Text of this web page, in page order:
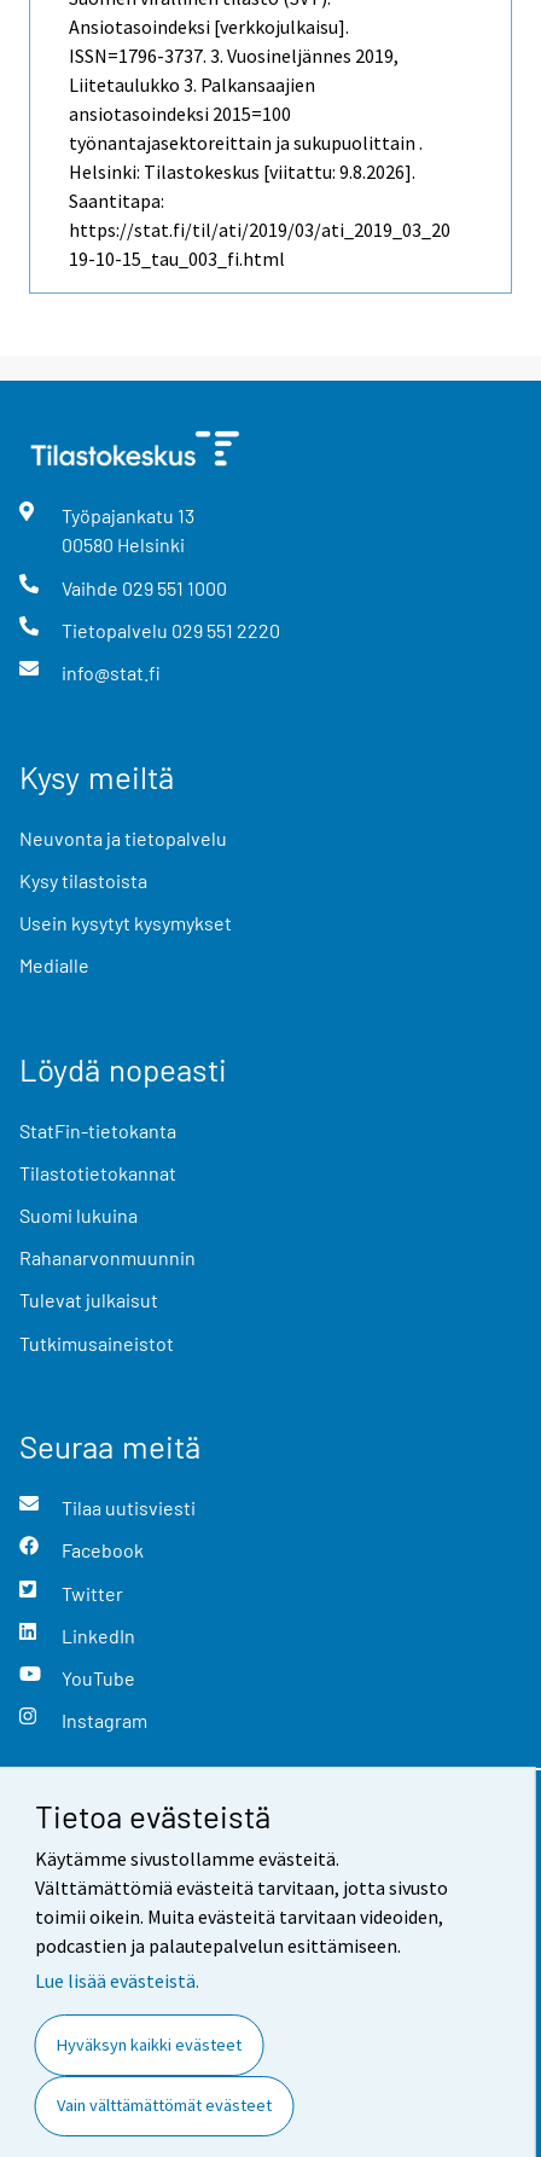
Tietoa evästeistä
Käytämme sivustollamme evästeitä.
Välttämättömiä evästeitä tarvitaan, jotta sivusto
toimii oikein. Muita evästeitä tarvitaan videoiden,
podcastien ja palautepalvelun esittämiseen.
Lue lisää evästeistä.
Hyväksyn kaikki evästeet
Vain välttämättömät evästeet
Ansiotasoindeksi [verkkojulkaisu].
ISSN=1796-3737. 3. Vuosineljännes 2019,
Liitetaulukko 3. Palkansaajien
ansiotasoindeksi 2015=100
työnantajasektoreittain ja sukupuolittain .
Helsinki: Tilastokeskus [viitattu: 9.8.2026].
Saantitapa:
https://stat.fi/til/ati/2019/03/ati_2019_03_20
19-10-15_tau_003_fi.html
Työpajankatu 13
00580 Helsinki
Vaihde 029 551 1000
Tietopalvelu 029 551 2220
info@stat.fi
Kysy meiltä
Neuvonta ja tietopalvelu
Kysy tilastoista
Usein kysytyt kysymykset
Medialle
Löydä nopeasti
StatFin-tietokanta
Tilastotietokannat
Suomi lukuina
Rahanarvonmuunnin
Tulevat julkaisut
Tutkimusaineistot
Seuraa meitä
Tilaa uutisviesti
Facebook
Twitter
LinkedIn
YouTube
Instagram
Yhteystiedot
Palaute
Käyttöehdot
Saavutettavuus
Tietoa sivustosta
Evästeasetukset